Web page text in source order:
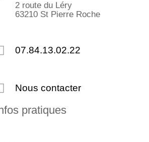
2 route du Léry
63210 St Pierre Roche
07.84.13.02.22
Nous contacter
pratiques